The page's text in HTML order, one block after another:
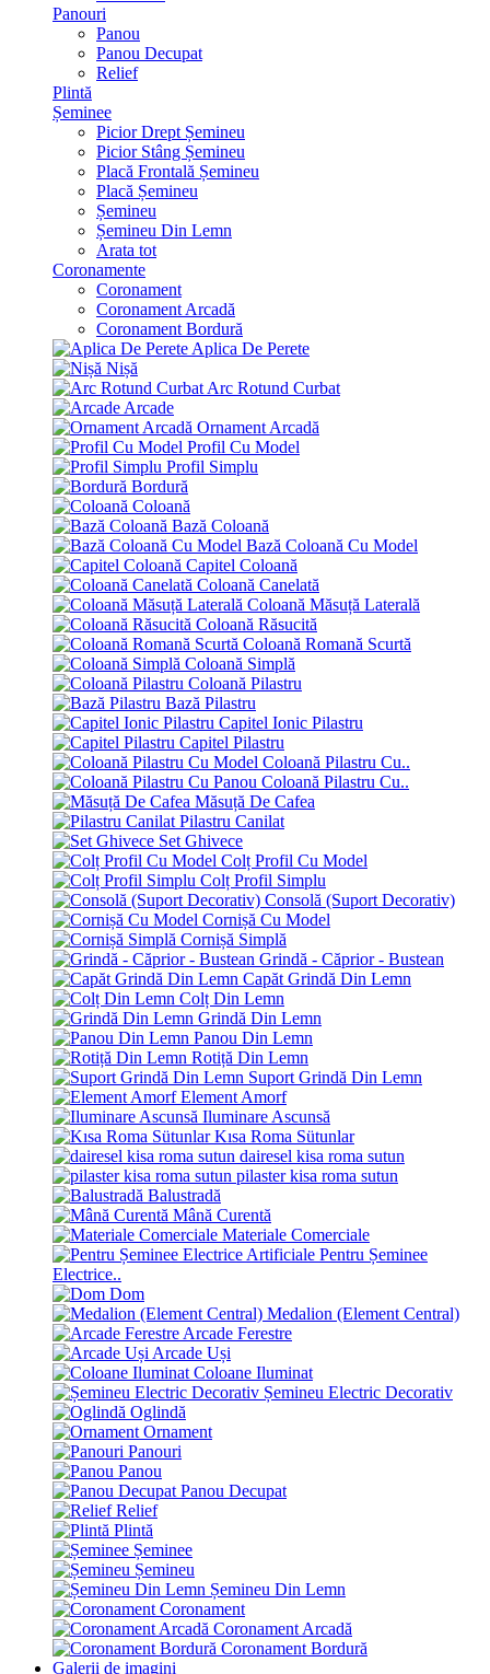
Panouri
Panou
Panou Decupat
Relief
Plintă
Șeminee
Picior Drept Șemineu
Picior Stâng Șemineu
Placă Frontală Șemineu
Placă Șemineu
Șemineu
Șemineu Din Lemn
Arata tot
Coronamente
Coronament
Coronament Arcadă
Coronament Bordură
Aplica De Perete
Nișă
Arc Rotund Curbat
Arcade
Ornament Arcadă
Profil Cu Model
Profil Simplu
Bordură
Coloană
Bază Coloană
Bază Coloană Cu Model
Capitel Coloană
Coloană Canelată
Coloană Măsuță Laterală
Coloană Răsucită
Coloană Romană Scurtă
Coloană Simplă
Coloană Pilastru
Bază Pilastru
Capitel Ionic Pilastru
Capitel Pilastru
Coloană Pilastru Cu..
Coloană Pilastru Cu..
Măsuță De Cafea
Pilastru Canilat
Set Ghivece
Colț Profil Cu Model
Colț Profil Simplu
Consolă (Suport Decorativ)
Cornișă Cu Model
Cornișă Simplă
Grindă - Căprior - Bustean
Capăt Grindă Din Lemn
Colț Din Lemn
Grindă Din Lemn
Panou Din Lemn
Rotiță Din Lemn
Suport Grindă Din Lemn
Element Amorf
Iluminare Ascunsă
Kısa Roma Sütunlar
dairesel kisa roma sutun
pilaster kisa roma sutun
Balustradă
Mână Curentă
Materiale Comerciale
Pentru Șeminee
Electrice..
Dom
Medalion (Element Central)
Arcade Ferestre
Arcade Uși
Coloane Iluminat
Șemineu Electric Decorativ
Oglindă
Ornament
Panouri
Panou
Panou Decupat
Relief
Plintă
Șeminee
Șemineu
Șemineu Din Lemn
Coronament
Coronament Arcadă
Coronament Bordură
Galerii de imagini